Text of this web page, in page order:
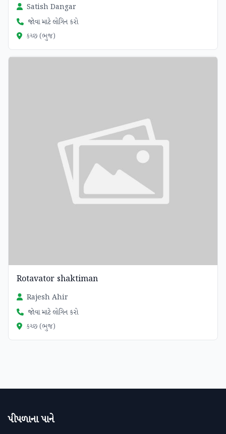
Satish Dangar
જોવા માટે લોગિન કરો
કચ્છ (ભુજ)
Rotavator shaktiman
Rajesh Ahir
જોવા માટે લોગિન કરો
કચ્છ (ભુજ)
પીપળાના પાને